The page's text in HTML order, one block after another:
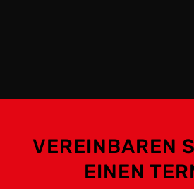
VEREINBAREN
EINEN